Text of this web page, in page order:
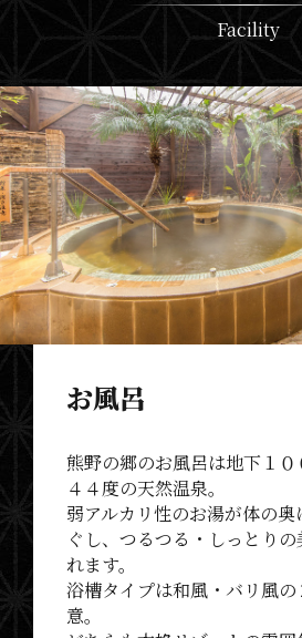
Facility
お風呂
熊野の郷のお風呂は地下１
４４度の天然温泉。
弱アルカリ性のお湯が体の
ぐし、つるつる・しっとり
れます。
浴槽タイプは和風・バリ風
意。